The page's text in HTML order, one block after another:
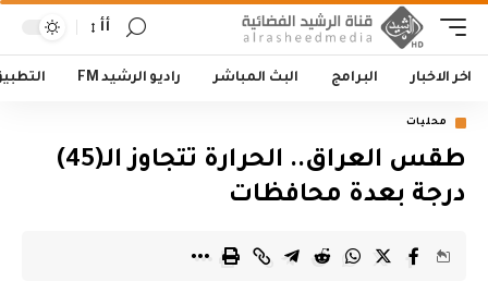
أأ
اخر الاخبار البرامج البث المباشر راديو الرشيد FM
محليات
طقس العراق.. الحرارة تتجاوز الـ(45)
درجة بعدة محافظات